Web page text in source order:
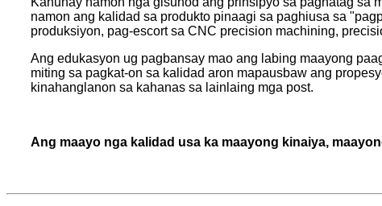
namon ang kalidad sa produkto pinaagi sa paghiusa sa
produksiyon, pag-escort sa CNC precision machining,
Ang edukasyon ug pagbansay mao ang labing maayong
miting sa pagkat-on sa kalidad aron mapausbaw ang
kinahanglanon sa kahanas sa lainlaing mga post.
Ang maayo nga kalidad usa ka maayong kinaiya,